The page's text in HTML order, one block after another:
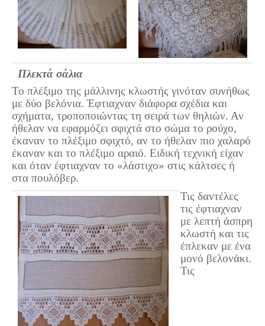
Albums Φωτογραφιών
Παλιές Φωτογραφίες του 1930
Πανοραμικές φωτογραφίες
Σύνδεσμοι
Πλεκτά σάλια
Το πλέξιμο της μάλλινης κλωστής γινόταν συνήθως
με δύο βελόνια. Έφτιαχναν διάφορα σχέδια και
σχήματα, τροποποιώντας τη σειρά των θηλιών. Αν
ήθελαν να εφαρμόζει σφιχτά στο σώμα το ρούχο,
έκαναν το πλέξιμο σφιχτό, αν το ήθελαν πιο χαλαρό
έκαναν και το πλέξιμο αραιό. Ειδική τεχνική είχαν
και όταν έφτιαχναν το «λάστιχο» στις κάλτσες ή
στα πουλόβερ.
Τις δαντέλες
τις έφτιαχναν
με λεπτή άσπρη
κλωστή και τις
έπλεκαν με ένα
μονό βελονάκι.
Τις